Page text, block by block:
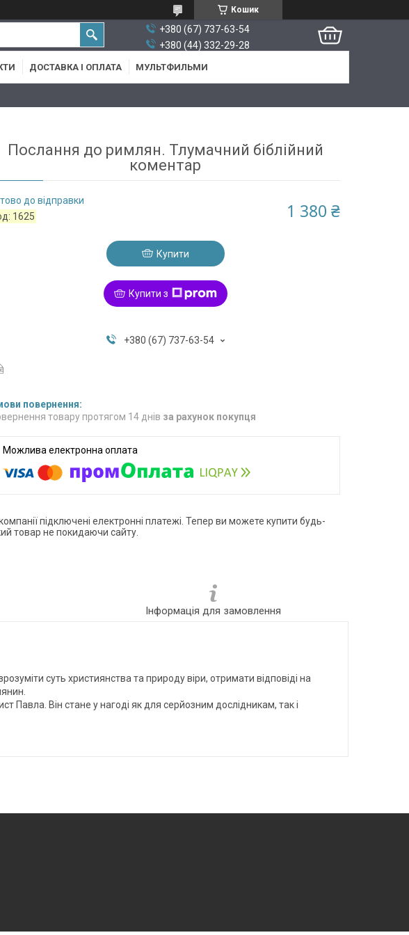
Кошик
+380 (67) 737-63-54
+380 (44) 332-29-28
ДОСТАВКА І ОПЛАТА МУЛЬТФИЛЬМИ
Послання до римлян. Тлумачний біблійний
коментар
до відправки
1625 1 380 ₴
Купити
Купити з
+380 (67) 737-63-54
товару протягом 14 днів за рахунок покупця
підключені електронні платежі. Тепер ви можете купити будь-
товар не покидаючи сайту.
Інформація для замовлення
суть християнства та природу віри, отримати відповіді на
Він стане у нагоді як для серйозним дослідникам, так і